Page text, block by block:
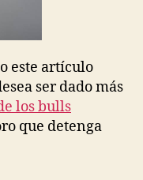
este artículo
ser dado más
los bulls
que detenga